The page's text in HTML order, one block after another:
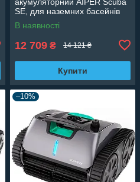
SE, для наземних басейнів
(дно) до 80м3
В наявності
12 709 ₴ 14 121 ₴
Купити
–10%